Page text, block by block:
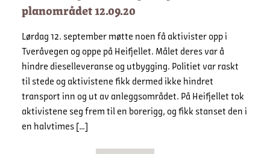
planområdet 12.09.20
Lørdag 12. september møtte noen få aktivister opp i
Tveråvegen og oppe på Heifjellet. Målet deres var å
hindre dieselleveranse og utbygging. Politiet var raskt
til stede og aktivistene fikk dermed ikke hindret
transport inn og ut av anleggsområdet. På Heifjellet tok
aktivistene seg frem til en borerigg, og fikk stanset den i
en halvtimes […]